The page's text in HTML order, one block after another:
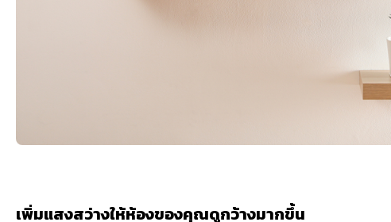
เพิ่มแสงสว่างให้ห้องของคุณดูกว้างมากขึ้น